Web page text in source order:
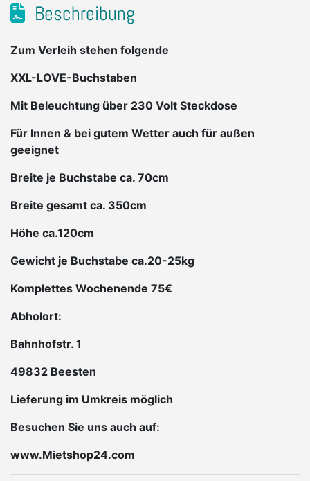
Beschreibung
Zum Verleih stehen folgende
XXL-LOVE-Buchstaben
Mit Beleuchtung über 230 Volt Steckdose
Für Innen & bei gutem Wetter auch für außen
geeignet
Breite je Buchstabe ca. 70cm
Breite gesamt ca. 350cm
Höhe ca.120cm
Gewicht je Buchstabe ca.20-25kg
Komplettes Wochenende 75€
Abholort:
Bahnhofstr. 1
49832 Beesten
Lieferung im Umkreis möglich
Besuchen Sie uns auch auf:
www.Mietshop24.com